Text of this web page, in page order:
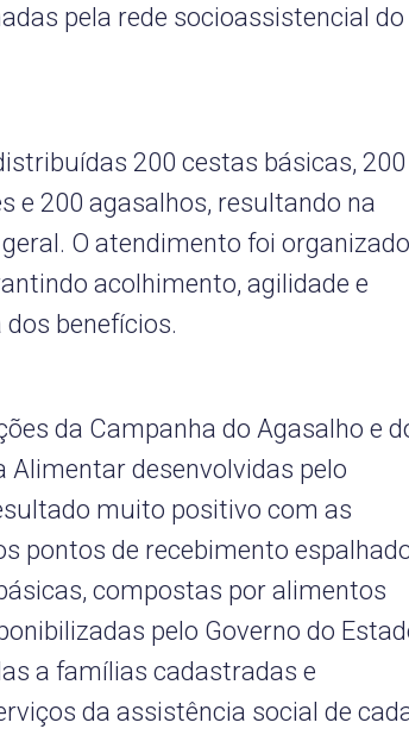
pela rede socioassistencial do
200 cestas básicas, 200
e 200 agasalhos, resultando na
O atendimento foi organizado
acolhimento, agilidade e
benefícios.
da Campanha do Agasalho e
Alimentar desenvolvidas pelo
muito positivo com as
pontos de recebimento
compostas por alimentos
pelo Governo do
a famílias cadastradas e
da assistência social de